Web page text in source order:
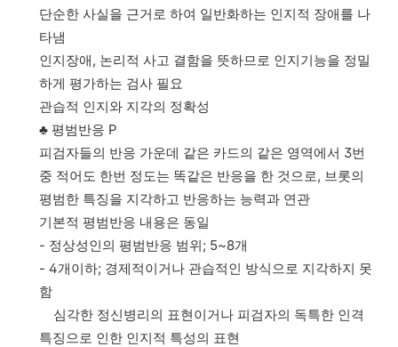
단순한 사실을 근거로 하여 일반화하는 인지적 장애를 나
타냄
인지장애, 논리적 사고 결함을 뜻하므로 인지기능을 정밀
하게 평가하는 검사 필요
관습적 인지와 지각의 정확성
♣ 평범반응 P
피검자들의 반응 가운데 같은 카드의 같은 영역에서 3번
중 적어도 한번 정도는 똑같은 반응을 한 것으로, 브롯의
평범한 특징을 지각하고 반응하는 능력과 연관
기본적 평범반응 내용은 동일
- 정상성인의 평범반응 범위; 5~8개
- 4개이하; 경제적이거나 관습적인 방식으로 지각하지 못
함
심각한 정신병리의 표현이거나 피검자의 독특한 인격
특징으로 인한 인지적 특성의 표현